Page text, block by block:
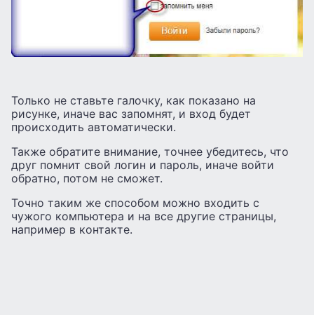
Только не ставьте галочку, как показано на
рисунке, иначе вас запомнят, и вход будет
происходить автоматически.
Также обратите внимание, точнее убедитесь, что
друг помнит свой логин и пароль, иначе войти
обратно, потом не сможет.
Точно таким же способом можно входить с
чужого компьютера и на все другие страницы,
например в контакте.